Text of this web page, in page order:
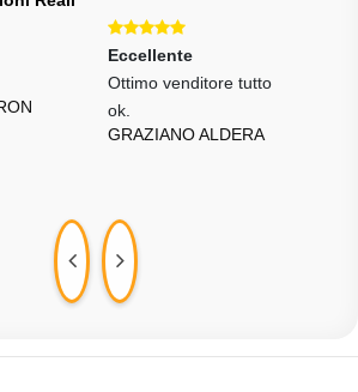
Eccellente
Ottimo venditore tutto
ok.
GRAZIANO ALDERA